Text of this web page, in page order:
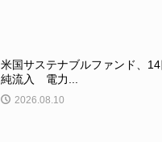
米国サステナブルファンド、14
純流入 電力...
2026.08.10